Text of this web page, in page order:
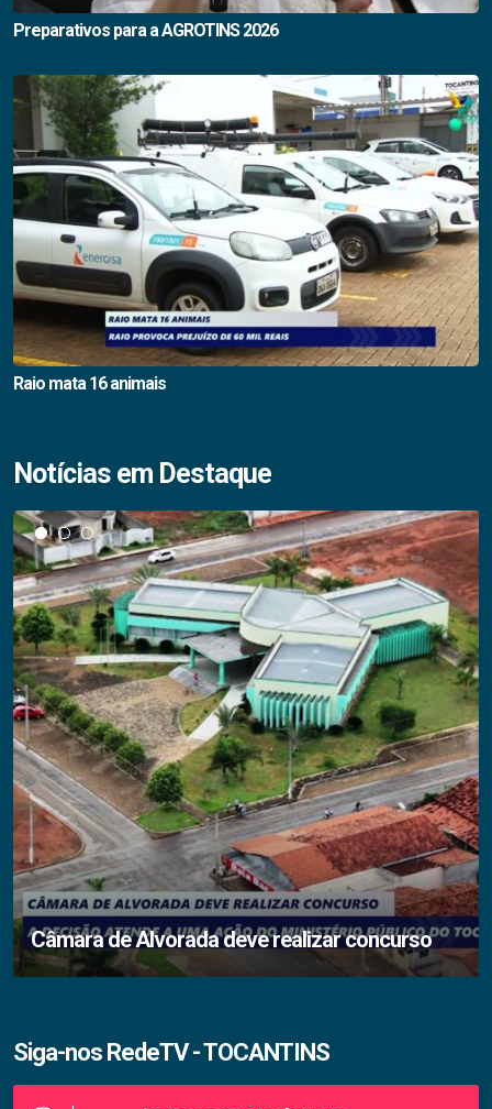
Preparativos para a AGROTINS 2026
Raio mata 16 animais
Notícias em Destaque
Câmara de Alvorada deve realizar concurso
Siga-nos RedeTV - TOCANTINS